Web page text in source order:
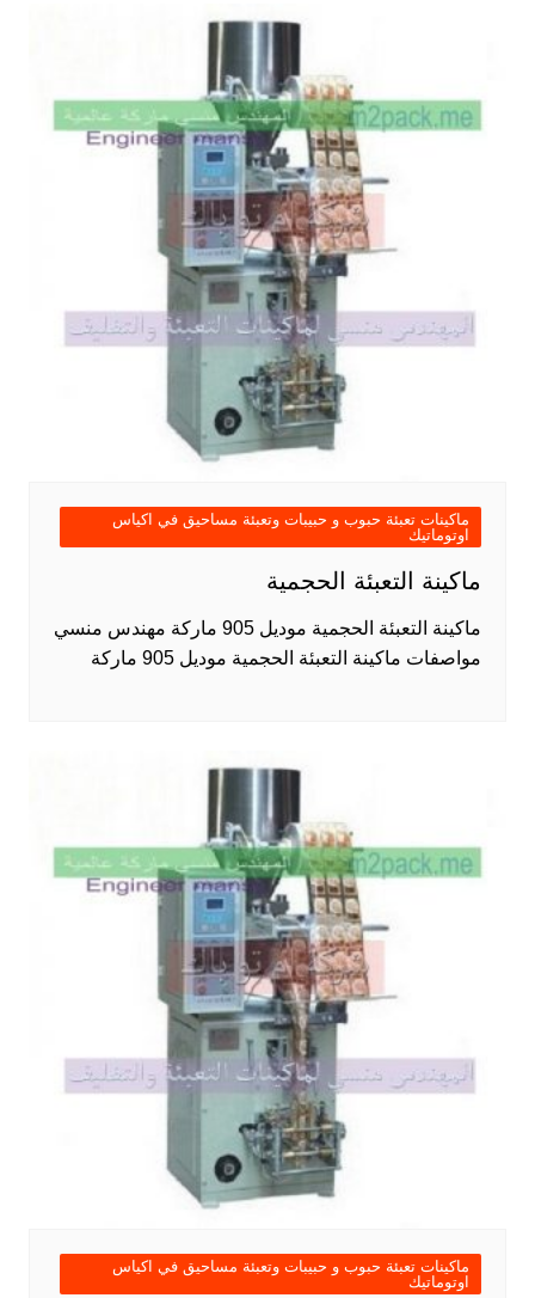
ماكينات تعبئة حبوب و حبيبات وتعبئة مساحيق في اكياس
اوتوماتيك
ماكينة التعبئة الحجمية
ماكينة التعبئة الحجمية موديل 905 ماركة مهندس منسي
مواصفات ماكينة التعبئة الحجمية موديل 905 ماركة
ماكينات تعبئة حبوب و حبيبات وتعبئة مساحيق في اكياس
اوتوماتيك